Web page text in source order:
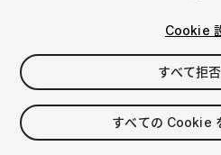
FREE
16viewsin the past week
Cookie
すべて拒
すべての Cookie